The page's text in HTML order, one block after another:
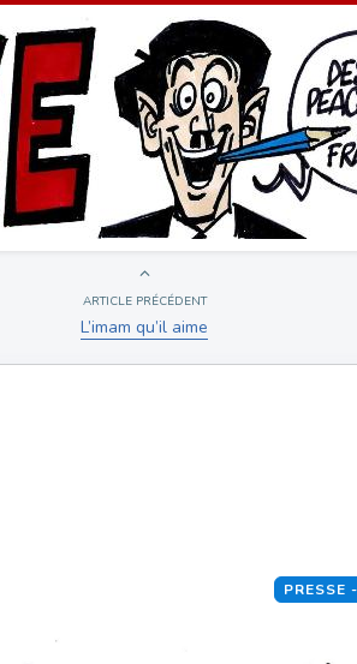
ARTICLE PRÉCÉDENT
L’imam qu’il aime
PRESSE